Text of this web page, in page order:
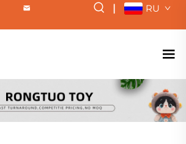
| RU